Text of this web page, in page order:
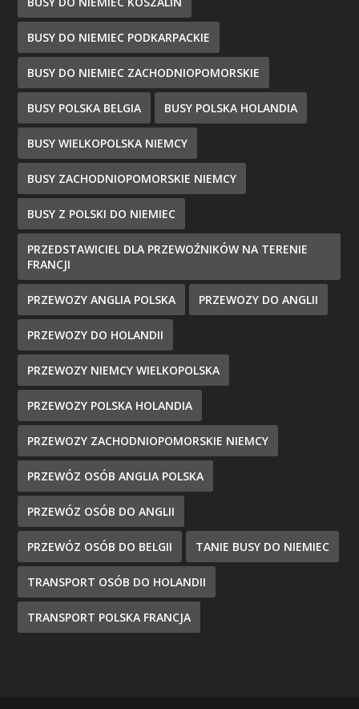
BUSY DO NIEMIEC PODKARPACKIE
BUSY DO NIEMIEC ZACHODNIOPOMORSKIE
BUSY POLSKA BELGIA BUSY POLSKA HOLANDIA
BUSY WIELKOPOLSKA NIEMCY
BUSY ZACHODNIOPOMORSKIE NIEMCY
BUSY Z POLSKI DO NIEMIEC
PRZEDSTAWICIEL DLA PRZEWOŹNIKÓW NA TERENIE
FRANCJI
PRZEWOZY ANGLIA POLSKA PRZEWOZY DO ANGLII
PRZEWOZY DO HOLANDII
PRZEWOZY NIEMCY WIELKOPOLSKA
PRZEWOZY POLSKA HOLANDIA
PRZEWOZY ZACHODNIOPOMORSKIE NIEMCY
PRZEWÓZ OSÓB ANGLIA POLSKA
PRZEWÓZ OSÓB DO ANGLII
PRZEWÓZ OSÓB DO BELGII TANIE BUSY DO NIEMIEC
TRANSPORT OSÓB DO HOLANDII
TRANSPORT POLSKA FRANCJA